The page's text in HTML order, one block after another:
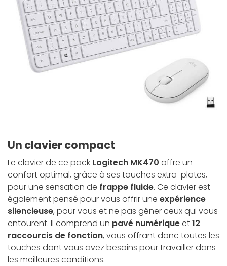
Un clavier compact
Le clavier de ce pack Logitech MK470 offre un
confort optimal, grâce à ses touches extra-plates,
pour une sensation de frappe fluide. Ce clavier est
également pensé pour vous offrir une expérience
silencieuse, pour vous et ne pas gêner ceux qui vous
entourent. Il comprend un pavé numériqueet12
raccourcis de fonction, vous offrant donc toutes les
touches dont vous avez besoins pour travailler dans
les meilleures conditions.